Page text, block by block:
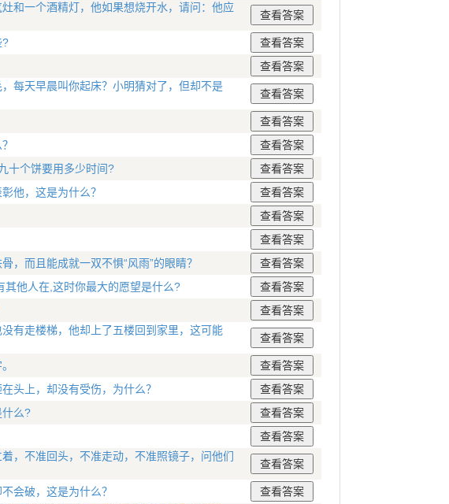
和一个酒精灯，他如果想烧开水，请问：他应
?
每天早晨叫你起床？小明猜对了，但却不是
十个饼要用多少时间?
他，这是为什么？
，而且能成就一双不惧“风雨”的眼睛？
他人在,这时你最大的愿望是什么?
有走楼梯，他却上了五楼回到家里，这可能
头上，却没有受伤，为什么？
什么?
，不准回头，不准走动，不准照镜子，问他们
会破，这是为什么？